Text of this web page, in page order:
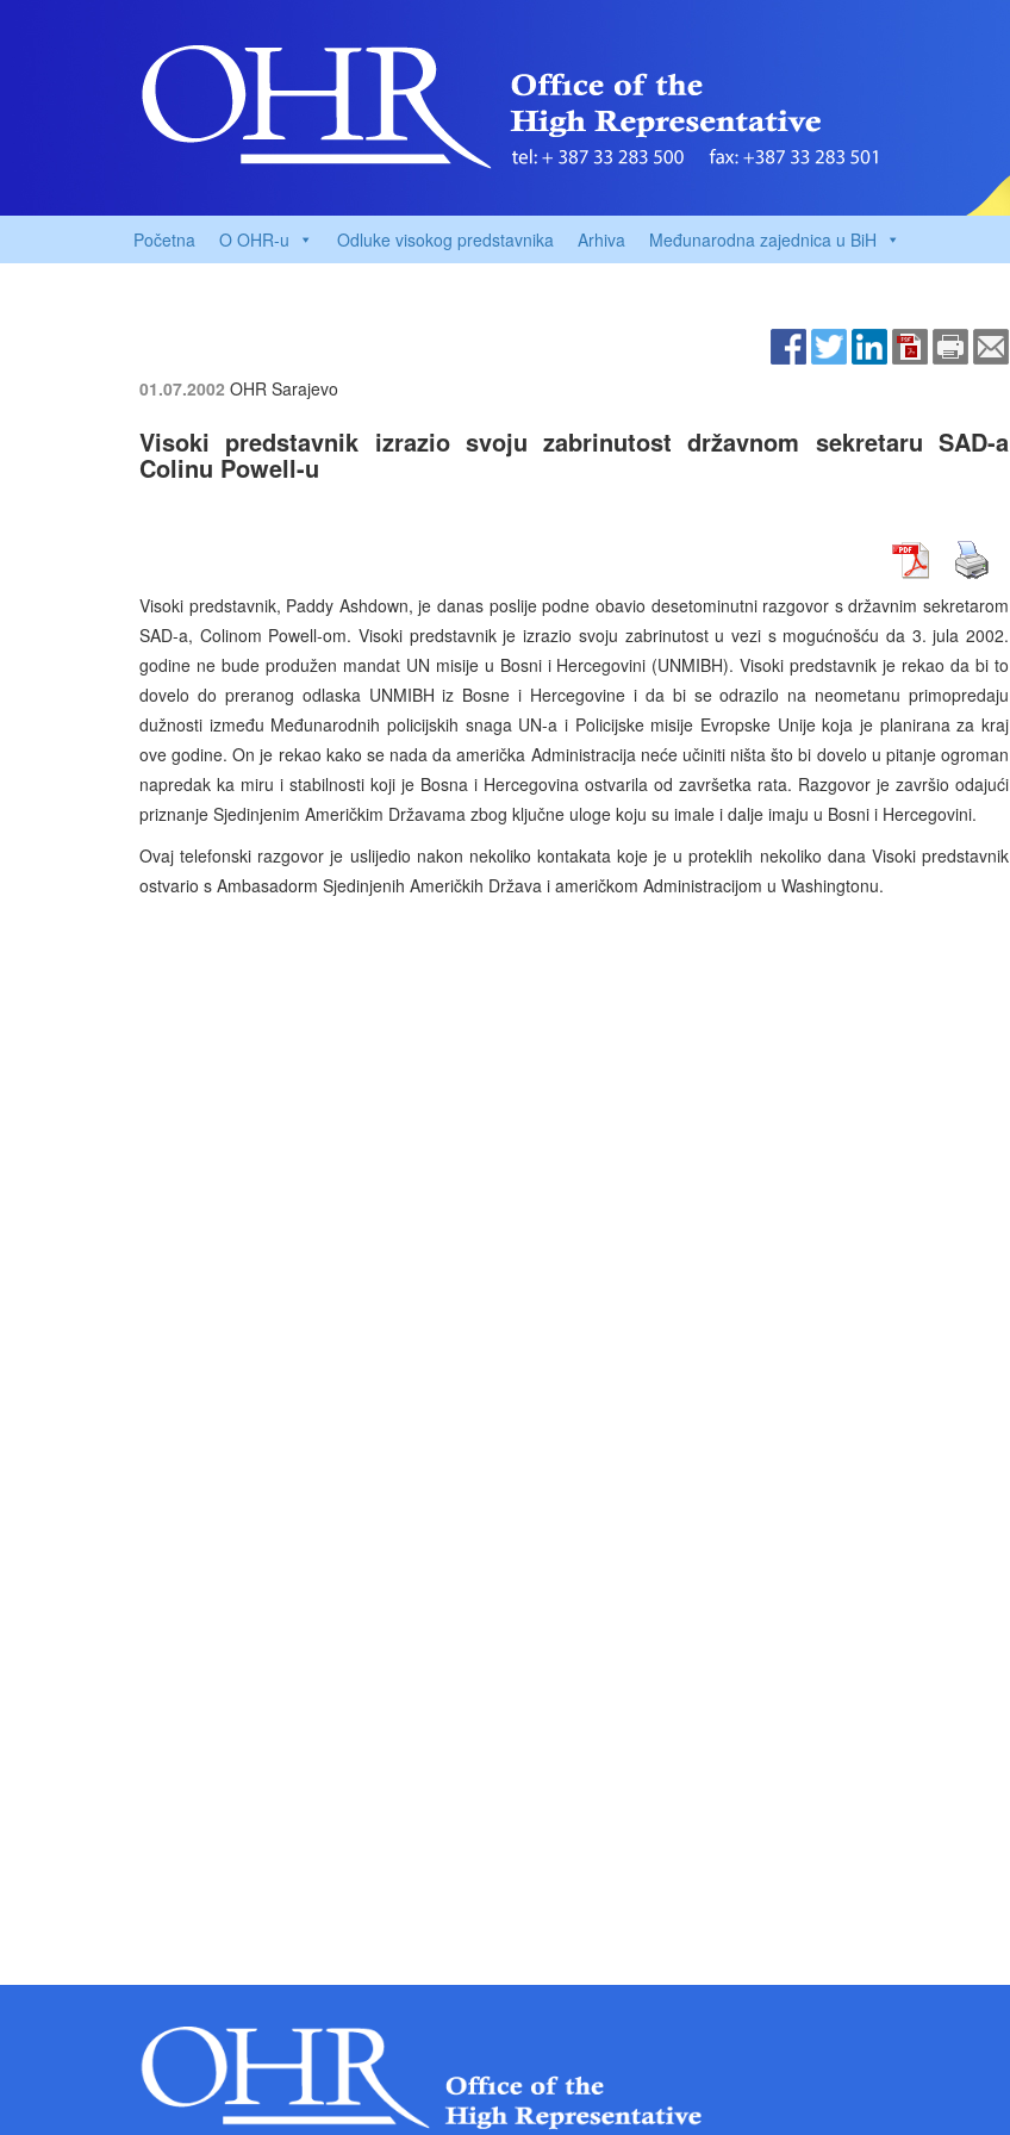
Početna O OHR-u Odluke visokog predstavnika Arhiva Međunarodna zajednica u BiH
01.07.2002 OHR Sarajevo
Visoki predstavnik izrazio svoju zabrinutost državnom sekretaru SAD-a
Colinu Powell-u
Visoki predstavnik, Paddy Ashdown, je danas poslije podne obavio desetominutni razgovor s državnim sekretarom
SAD-a, Colinom Powell-om. Visoki predstavnik je izrazio svoju zabrinutost u vezi s mogućnošću da 3. jula 2002.
godine ne bude produžen mandat UN misije u Bosni i Hercegovini (UNMIBH). Visoki predstavnik je rekao da bi to
dovelo do preranog odlaska UNMIBH iz Bosne i Hercegovine i da bi se odrazilo na neometanu primopredaju
dužnosti između Međunarodnih policijskih snaga UN-a i Policijske misije Evropske Unije koja je planirana za kraj
ove godine. On je rekao kako se nada da američka Administracija neće učiniti ništa što bi dovelo u pitanje ogroman
napredak ka miru i stabilnosti koji je Bosna i Hercegovina ostvarila od završetka rata. Razgovor je završio odajući
priznanje Sjedinjenim Američkim Državama zbog ključne uloge koju su imale i dalje imaju u Bosni i Hercegovini.
Ovaj telefonski razgovor je uslijedio nakon nekoliko kontakata koje je u proteklih nekoliko dana Visoki predstavnik
ostvario s Ambasadorm Sjedinjenih Američkih Država i američkom Administracijom u Washingtonu.